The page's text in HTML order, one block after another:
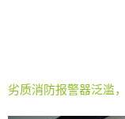
劣质消防报警器泛滥